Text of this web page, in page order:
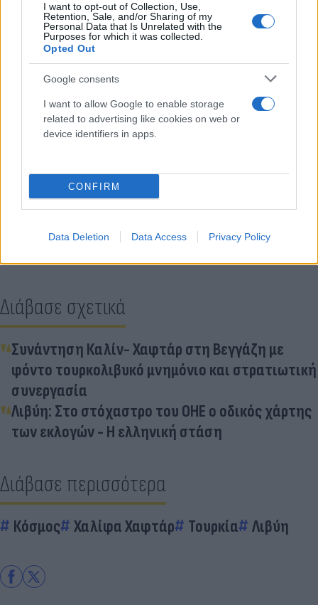
I want to opt-out of Collection, Use,
Retention, Sale, and/or Sharing of my
Personal Data that Is Unrelated with the
Purposes for which it was collected.
Opted Out
Google consents
I want to allow Google to enable storage
related to advertising like cookies on web or
device identifiers in apps.
CONFIRM
Data Deletion Data Access Privacy Policy
Η πληροφορία για πιθανή επίσκεψη Χαφτάρ στην
Άγκυρα έρχεται, ενώ πληθαίνουν οι φήμες ότι το
Κοινοβούλιο του Τομπρούκ ετοιμάζεται να
επικυρώσει το τουρκολιβυκό μνημόνιο.
Κάνε κλικ και δες περισσότερο
Flash.grστην αναζήτηση τηςGoogle
Διάβασε σχετικά
Συνάντηση Καλίν- Χαφτάρ στη Βεγγάζη με
φόντο τουρκολιβυκό μνημόνιο και στρατιωτική
συνεργασία
Λιβύη: Στο στόχαστρο του ΟΗΕ ο οδικός χάρτης
των εκλογών - Η ελληνική στάση
Διάβασε περισσότερα
Κόσμος Χαλίφα Χαφτάρ Τουρκία Λιβύη